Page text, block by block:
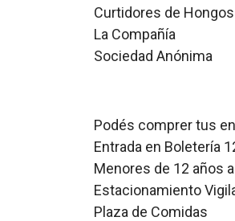
Curtidores de Hongos
La Compañía
Sociedad Anónima
Podés comprer tus
Entrada en Boletería
Menores de 12 años
Estacionamiento
Plaza de Comidas